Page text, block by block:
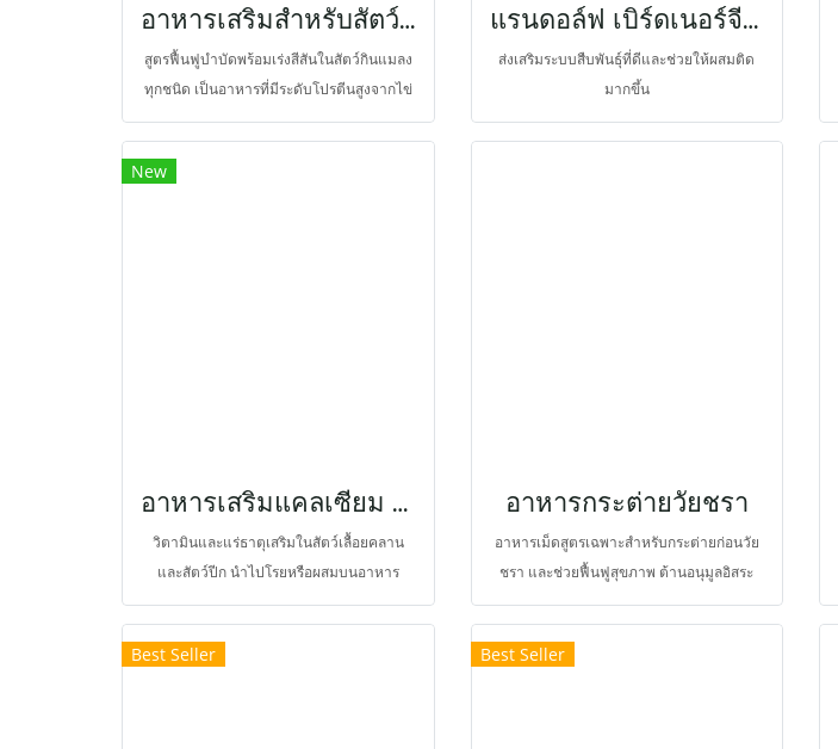
อาหารเสริมสำหรับสัตว์กินแมลงทุกชนิด
สูตรฟื้นฟูบำบัดพร้อมเร่งสีสันในสัตว์กินแมลง
ทุกชนิด เป็นอาหารที่มีระดับโปรตีนสูงจากไข่
จิ้งหรีด และปลาทูน่า และยังให้ระดับพลังงาน
สูง
แรนดอล์ฟ เบิร์ดเนอร์จี เฟอร์ทิลิตี้
ส่งเสริมระบบสืบพันธุ์ที่ดีและช่วยให้ผสมติด
มากขึ้น
New
อาหารเสริมแคลเซียม และโภชนาการให้สมบูรณ์ยิ่งขึ้น
วิตามินและแร่ธาตุเสริมในสัตว์เลื้อยคลาน
และสัตว์ปีก นำไปโรยหรือผสมบนอาหาร
ประจำเพื่อป้องกันการขาดที่เกิดขึ้นได้อย่าง
ง่ายดาย จึงช่วยส่งเสริมความแข็งแรงของ
กระดูก ความสมบูรณ์ของร่างกาย อัตราเจริญ
อาหารกระต่ายวัยชรา
อาหารเม็ดสูตรเฉพาะสำหรับกระต่ายก่อนวัย
ชรา และช่วยฟื้นฟูสุขภาพ ต้านอนุมูลอิสระ
ชะลอวัย ต้านมะเร็ง บำรุงตับ บำรุงทางเดิน
อาหาร บำรุงกล้ามเนื้อและกระดูก บำรุง
ผิวหนังและขน ระดับเยื่อใยอาหารเหมาะสม
Best Seller Best Seller